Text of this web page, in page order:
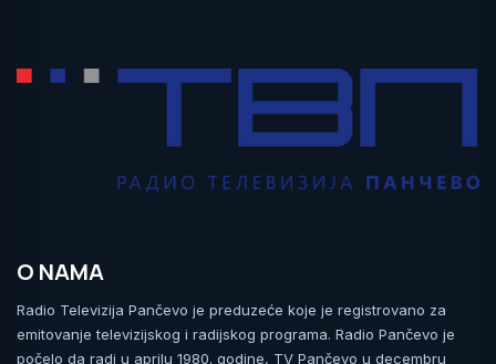
O NAMA
Radio Televizija Pančevo je preduzeće koje je registrovano za
emitovanje televizijskog i radijskog programa. Radio Pančevo je
počelo da radi u aprilu 1980. godine, TV Pančevo u decembru